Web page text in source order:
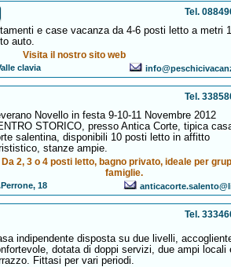
Tel.
e case vacanza da 4-6 posti letto a metri
auto.
Visita il nostro sito web
clavia
Tel.
Novello in festa 9-10-11 Novembre 2012
STORICO, presso Antica Corte, tipica
salentina, disponibili 10 posti letto in affitto
stanze ampie.
Da 2, 3 o 4 posti letto, bagno privato, ideale per
famiglie.
18
Tel.
indipendente disposta su due livelli,
dotata di doppi servizi, due ampi locali
Fittasi per vari periodi.